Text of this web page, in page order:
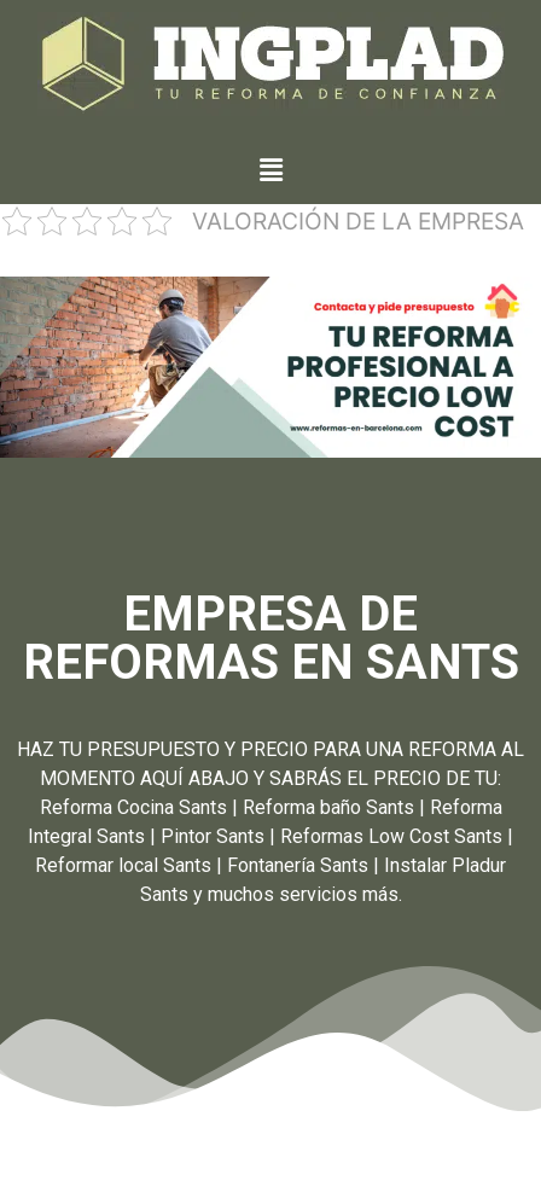
VALORACIÓN DE LA EMPRESA
EMPRESA DE
REFORMAS EN SANTS
HAZ TU PRESUPUESTO Y PRECIO PARA UNA REFORMA AL
MOMENTO AQUÍ ABAJO Y SABRÁS EL PRECIO DE TU:
Reforma Cocina Sants | Reforma baño Sants | Reforma
Integral Sants | Pintor Sants | Reformas Low Cost Sants |
Reformar local Sants | Fontanería Sants | Instalar Pladur
Sants y muchos servicios más.